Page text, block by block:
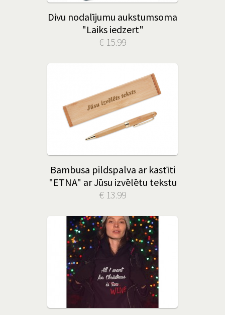
Divu nodalījumu aukstumsoma
"Laiks iedzert"
€ 15.99
Bambusa pildspalva ar kastīti
"ETNA" ar Jūsu izvēlētu tekstu
€ 13.99